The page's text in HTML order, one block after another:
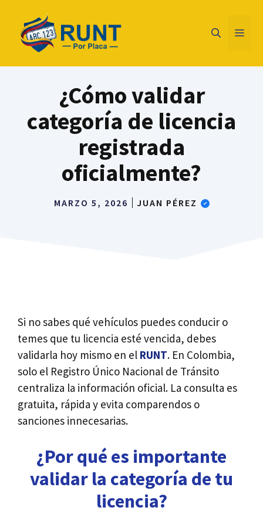
contenido
¿Cómo validar
categoría de licencia
registrada
oficialmente?
MARZO 5, 2026 JUAN PÉREZ
Si no sabes qué vehículos puedes conducir o
temes que tu licencia esté vencida, debes
validarla hoy mismo en el RUNT. En Colombia,
solo el Registro Único Nacional de Tránsito
centraliza la información oficial. La consulta es
gratuita, rápida y evita comparendos o
sanciones innecesarias.
¿Por qué es importante
validar la categoría de tu
licencia?